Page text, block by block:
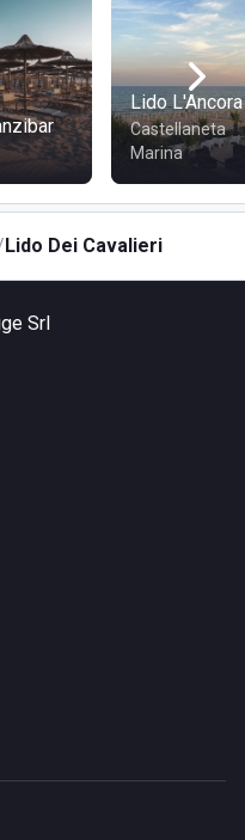
desidera trascorrere una
Lido L'Ancora
Castellaneta
Marina
Lido Dei Cavalieri
Srl